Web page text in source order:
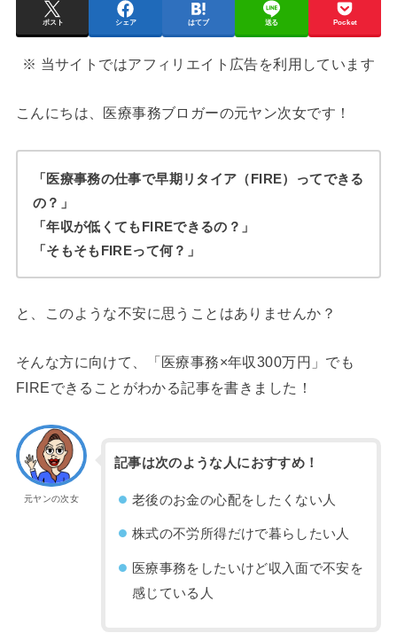
ポスト シェア はてブ 送る Pocket
※ 当サイトではアフィリエイト広告を利用しています
こんにちは、医療事務ブロガーの元ヤン次女です！
「医療事務の仕事で早期リタイア（FIRE）ってできる
の？」
「年収が低くてもFIREできるの？」
「そもそもFIREって何？」
と、このような不安に思うことはありませんか？
そんな方に向けて、「医療事務×年収300万円」でも
FIREできることがわかる記事を書きました！
元ヤンの次女
記事は次のような人におすすめ！
老後のお金の心配をしたくない人
株式の不労所得だけで暮らしたい人
医療事務をしたいけど収入面で不安を
感じている人